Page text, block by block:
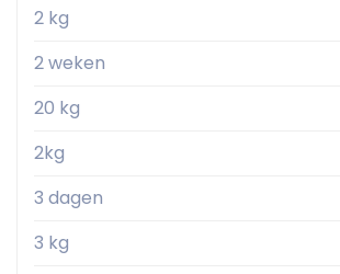
2 kg
2 weken
20 kg
2kg
3 dagen
3 kg